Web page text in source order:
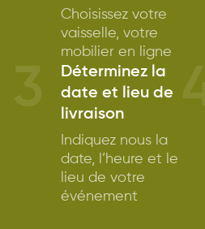
Choisissez votre
vaisselle, votre
mobilier en ligne
Déterminez la
date et lieu de
livraison
Indiquez nous la
date, l’heure et le
lieu de votre
événement